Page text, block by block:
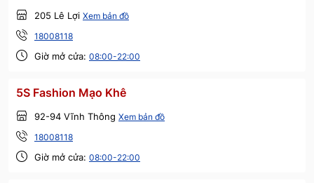
205 Lê Lợi Xem bản đồ
18008118
Giờ mở cửa: 08:00-22:00
5S Fashion Mạo Khê
92-94 Vĩnh Thông Xem bản đồ
18008118
Giờ mở cửa: 08:00-22:00